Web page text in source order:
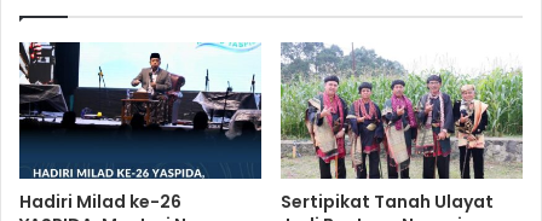
Hadiri Milad ke-26
Sertipikat Tanah Ulayat